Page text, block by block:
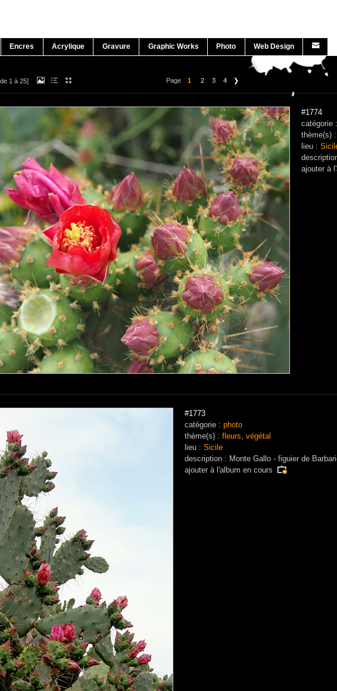
Encres Acrylique Gravure Graphic Works Photo Web Design
1 à 25] Page 1 2 3 4 ❯
#1774
catégorie
thème(s)
lieu :
ajouter à
#1773
catégorie : photo
thème(s) : fleurs, végétal
lieu : Sicile
description : Monte Gallo - figuier de
ajouter àl'album en cours